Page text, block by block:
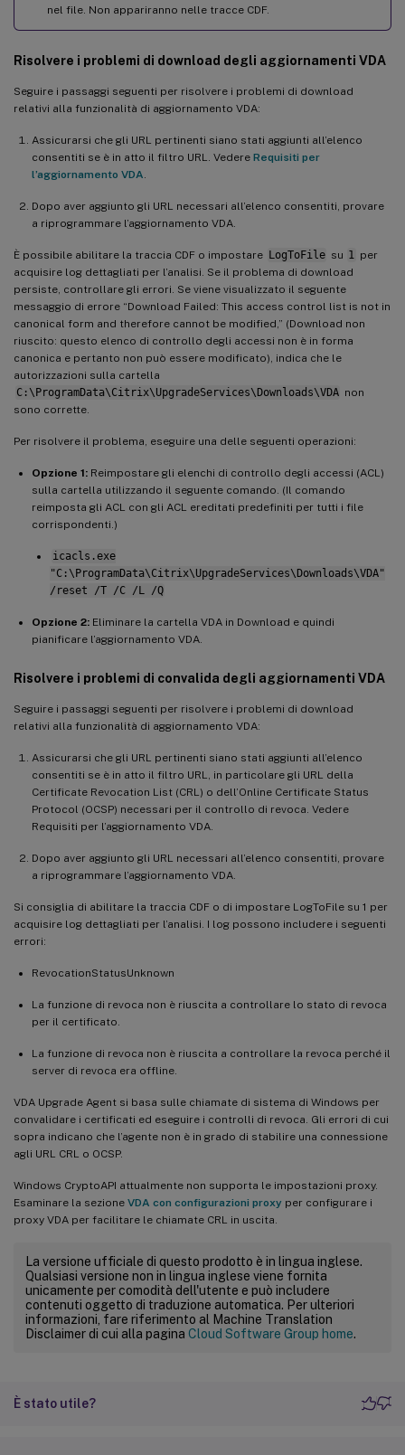
nel file. Non appariranno nelle tracce CDF.
Risolvere i problemi di download degli aggiornamenti VDA
Seguire i passaggi seguenti per risolvere i problemi di download
relativi alla funzionalità di aggiornamento VDA:
Assicurarsi che gli URL pertinenti siano stati aggiunti all’elenco
consentiti se è in atto il filtro URL. Vedere Requisiti per
l’aggiornamento VDA
Dopo aver aggiunto gli URL necessari all’elenco consentiti, provare
a riprogrammare l’aggiornamento VDA.
È possibile abilitare la traccia CDF o impostare LogToFile su 1
per
acquisire log dettagliati per l’analisi. Se il problema di download
persiste, controllare gli errori. Se viene visualizzato il seguente
messaggio di errore “Download Failed: This access control list is not in
canonical form and therefore cannot be modified,” (Download non
riuscito: questo elenco di controllo degli accessi non è in forma
canonica e pertanto non può essere modificato), indica che le
autorizzazioni sulla cartella
C:\ProgramData\Citrix\UpgradeServices\Downloads\VDA non
sono corrette.
Per risolvere il problema, eseguire una delle seguenti operazioni:
Opzione 1: Reimpostare gli elenchi di controllo degli accessi (ACL)
sulla cartella utilizzando il seguente comando. (Il comando
reimposta gli ACL con gli ACL ereditati predefiniti per tutti i file
corrispondenti.)
icacls.exe
"C:\ProgramData\Citrix\UpgradeServices\Downloads\VDA"
/reset /T /C /L /Q
Opzione 2: Eliminare la cartella VDA in Download e quindi
pianificare l’aggiornamento VDA.
Risolvere i problemi di convalida degli aggiornamenti VDA
Seguire i passaggi seguenti per risolvere i problemi di download
relativi alla funzionalità di aggiornamento VDA:
Assicurarsi che gli URL pertinenti siano stati aggiunti all’elenco
consentiti se è in atto il filtro URL, in particolare gli URL della
Certificate Revocation List (CRL) o dell’Online Certificate Status
Protocol (OCSP) necessari per il controllo di revoca. Vedere
Requisiti per l’aggiornamento VDA.
Dopo aver aggiunto gli URL necessari all’elenco consentiti, provare
a riprogrammare l’aggiornamento VDA.
Si consiglia di abilitare la traccia CDF o di impostare LogToFile su 1 per
acquisire log dettagliati per l’analisi. I log possono includere i seguenti
errori:
RevocationStatusUnknown
La funzione di revoca non è riuscita a controllare lo stato di revoca
per il certificato.
La funzione di revoca non è riuscita a controllare la revoca perché il
server di revoca era offline.
VDA Upgrade Agent si basa sulle chiamate di sistema di Windows per
convalidare i certificati ed eseguire i controlli di revoca. Gli errori di cui
sopra indicano che l’agente non è in grado di stabilire una connessione
agli URL CRL o OCSP.
Windows CryptoAPI attualmente non supporta le impostazioni proxy.
Esaminare la sezione VDA con configurazioni proxy per configurare i
proxy VDA per facilitare le chiamate CRL in uscita.
La versione ufficiale di questo prodotto è in lingua inglese.
Qualsiasi versione non in lingua inglese viene fornita
unicamente per comodità dell'utente e può includere
contenuti oggetto di traduzione automatica. Per ulteriori
informazioni, fare riferimento al Machine Translation
Disclaimer di cui alla pagina Cloud Software Group home.
È stato utile?